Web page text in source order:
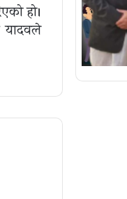
हो।
यादवले